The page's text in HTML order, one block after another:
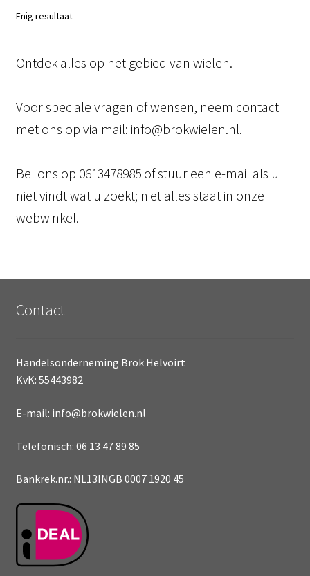
Enig resultaat
Ontdek alles op het gebied van wielen.
Voor speciale vragen of wensen, neem contact
met ons op via mail: info@brokwielen.nl.
Bel ons op 0613478985 of stuur een e-mail als u
niet vindt wat u zoekt; niet alles staat in onze
webwinkel.
Contact
Handelsonderneming Brok Helvoirt
KvK: 55443982
E-mail: info@brokwielen.nl
Telefonisch: 06 13 47 89 85
Bankrek.nr.: NL13INGB 0007 1920 45